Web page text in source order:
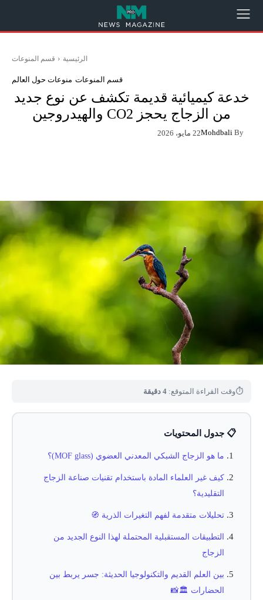
الرئيسية قسم المنوعات
قسم المنوعات منوعات حول العالم
خدعة كيميائية قديمة تكشف عن نوع جديد
من الزجاج يحجز CO2 والهيدروجين
By
Mohdbali22 مايو، 2026
⏱وقت القراءة المتوقع: 4 دقيقة
📋 جدول المحتويات
ما هو الزجاج الشبكي المعدني العضوي (MOF glass)؟
كيف غير العلماء المادة باستخدام تقنيات صناعة الزجاج
التقليدية؟
تحليلات متقدمة لفهم التغيرات الذرية 🧭
التطبيقات المستقبلية المحتملة لهذا النوع الجديد من
الزجاج
بين العلم القديم والتكنولوجيا الحديثة: جسر يربط بين
الحضارات 🏛️📸